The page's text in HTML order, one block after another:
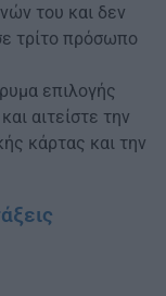
του και δεν
τρίτο πρόσωπο
επιλογής
αιτείστε την
κάρτας και την